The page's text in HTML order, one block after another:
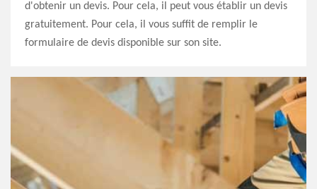
d'obtenir un devis. Pour cela, il peut vous établir un devis
gratuitement. Pour cela, il vous suffit de remplir le
formulaire de devis disponible sur son site.